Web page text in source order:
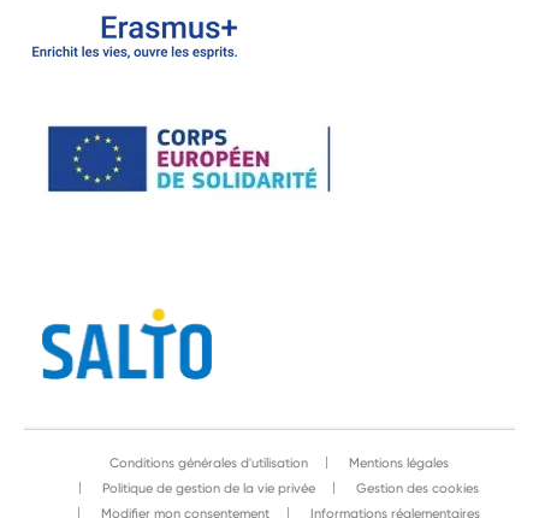
Conditions générales d'utilisation
Mentions légales
Politique de gestion de la vie privée
Gestion des cookies
Modifier mon consentement
Informations réglementaires